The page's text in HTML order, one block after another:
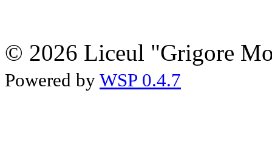
© 2026 Liceul "Grigore
Powered by WSP 0.4.7